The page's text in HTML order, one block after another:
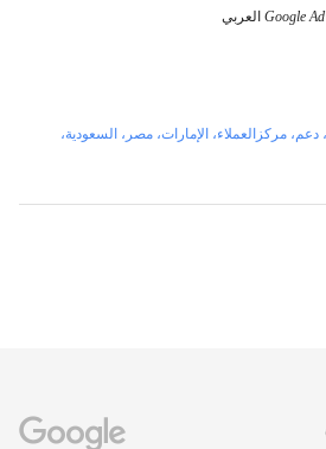
Google العربي
مركزالعملاء، الإمارات، مصر، السعودية،